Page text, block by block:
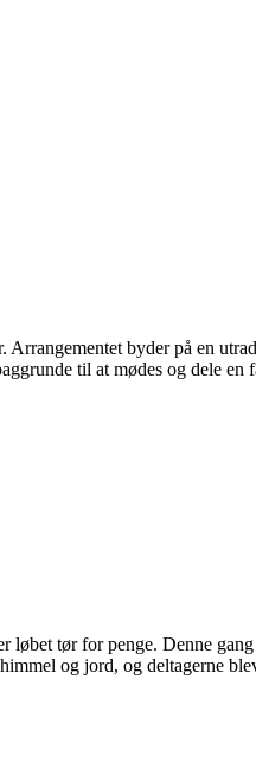
byder på en
til at mødes og dele
tør for penge. Denne
og jord, og deltagerne